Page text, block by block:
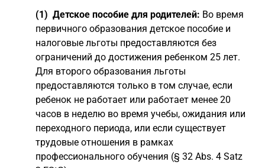
(1) Детское пособие для родителей: Во время
первичного образования детское пособие и
налоговые льготы предоставляются без
ограничений до достижения ребенком 25 лет.
Для второго образования льготы
предоставляются только в том случае, если
ребенок не работает или работает менее 20
часов в неделю во время учебы, ожидания или
переходного периода, или если существует
трудовые отношения в рамках
профессионального обучения (§ 32 Abs. 4 Satz